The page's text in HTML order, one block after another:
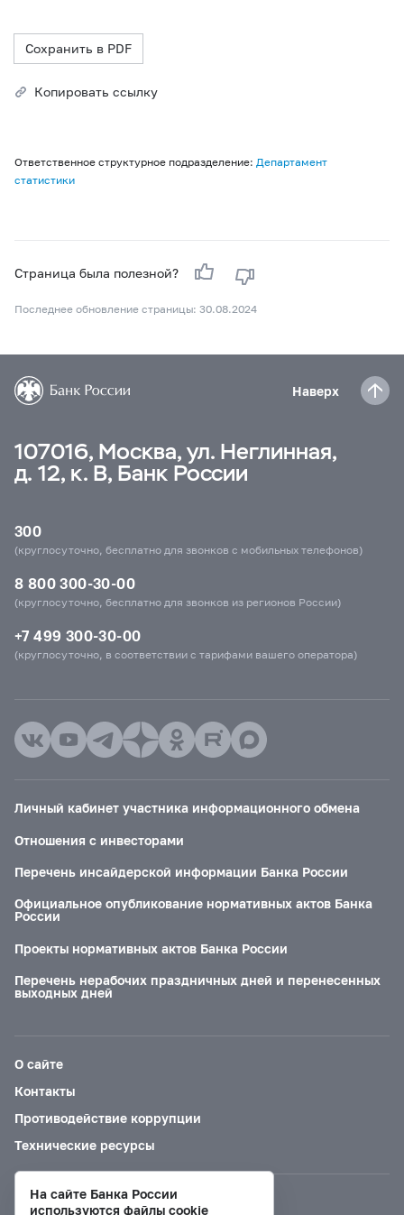
Сохранить в PDF
Копировать ссылку
Ответственное структурное подразделение: Департамент
статистики
Страница была полезной?
Последнее обновление страницы: 30.08.2024
Наверх
107016, Москва, ул. Неглинная,
д. 12, к. В, Банк России
300
(круглосуточно, бесплатно для звонков с мобильных телефонов)
8 800 300-30-00
(круглосуточно, бесплатно для звонков из регионов России)
+7 499 300-30-00
(круглосуточно, в соответствии с тарифами вашего оператора)
Личный кабинет участника информационного обмена
Отношения с инвесторами
Перечень инсайдерской информации Банка России
Официальное опубликование нормативных актов Банка
России
Проекты нормативных актов Банка России
Перечень нерабочих праздничных дней и перенесенных
выходных дней
О сайте
Контакты
Противодействие коррупции
Технические ресурсы
Версия для слабовидящих
На сайте Банка России
используются файлы cookie